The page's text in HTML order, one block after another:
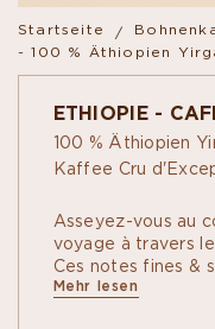
Startseite
- 100 % Äthiopien
ETHIOPIE -
100 % Äthiopien
Kaffee Cru
Asseyez-vous au
voyage à travers
Ces notes fines &
d’agrumes,
Mehr lesen